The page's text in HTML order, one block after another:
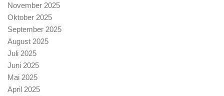
November 2025
Oktober 2025
September 2025
August 2025
Juli 2025
Juni 2025
Mai 2025
April 2025